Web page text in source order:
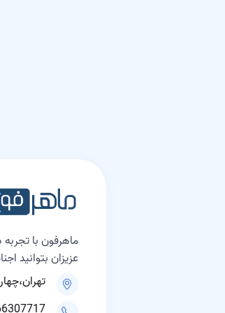
ماهرفون با
عزیزان بتوانید
تهران،چهارراه